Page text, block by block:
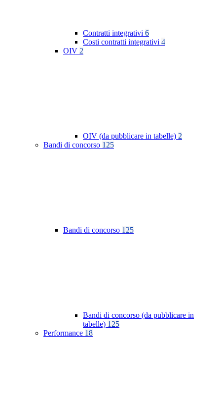
Contratti integrativi 6
Costi contratti integrativi 4
OIV 2
OIV (da pubblicare in tabelle) 2
Bandi di concorso 125
Bandi di concorso 125
Bandi di concorso (da pubblicare in
tabelle) 125
Performance 18